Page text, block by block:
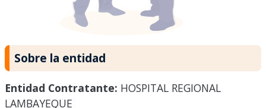
Sobre la entidad
Entidad Contratante: HOSPITAL REGIONAL
LAMBAYEQUE